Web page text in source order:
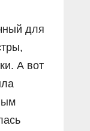
для
А вот